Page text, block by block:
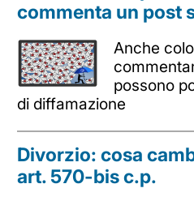
commenta un post
Anche
possono
di diffamazione
Divorzio: cosa
art. 570-bis c.p.